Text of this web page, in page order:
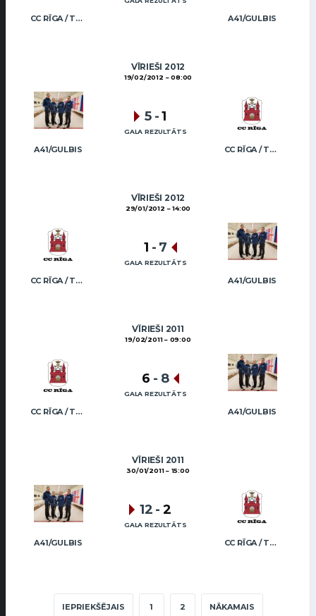
CC RĪGA / TRUKŠĀNS A41/GULBIS
VĪRIEŠI 2012
19/02/2012 08:00
A41/GULBIS CC RĪGA / TRUKŠĀNS
5 -1
GALA REZULTĀTS
VĪRIEŠI 2012
29/01/2012 14:00
CC RĪGA / TRUKŠĀNS A41/GULBIS
1 - 7
GALA REZULTĀTS
VĪRIEŠI 2011
19/02/2011 09:00
CC RĪGA / TRUKŠĀNS A41/GULBIS
6 - 8
GALA REZULTĀTS
VĪRIEŠI 2011
30/01/2011 15:00
A41/GULBIS CC RĪGA / TRUKŠĀNS
12 - 2
GALA REZULTĀTS
IEPRIEKŠĒJAIS 1 2 NĀKAMAIS